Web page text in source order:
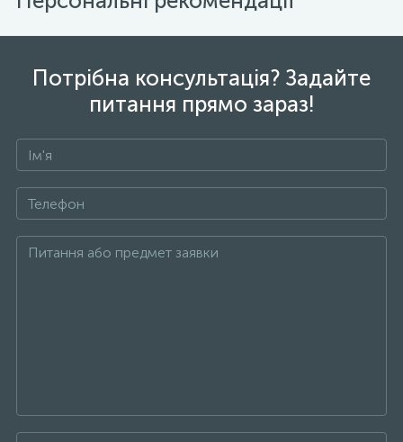
Потрібна консультація? Задайте
питання прямо зараз!